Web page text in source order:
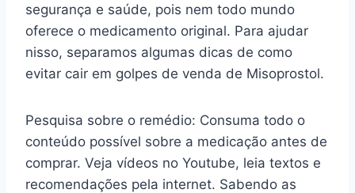
segurança e saúde, pois nem todo mundo
oferece o medicamento original. Para ajudar
nisso, separamos algumas dicas de como
evitar cair em golpes de venda de Misoprostol.
Pesquisa sobre o remédio: Consuma todo o
conteúdo possível sobre a medicação antes de
comprar. Veja vídeos no Youtube, leia textos e
recomendações pela internet. Sabendo as